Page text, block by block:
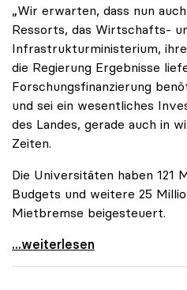
„Wir erwarten, dass nun
Ressorts, das Wirtschafts-
Infrastrukturministerium,
die Regierung Ergebnisse
Forschungsfinanzierung
und sei ein wesentliches
des Landes, gerade auch in
Zeiten.
Die Universitäten haben 121
Budgets und weitere 25
Mietbremse beigesteuert.
„Verzögerung
...weiterlesen